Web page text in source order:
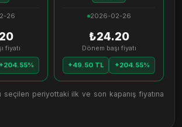
26
fiyatı
+204.55%
2026-02-26
₺24.20
Dönem başı fiyatı
+49.50 TL +204.55%
seçilen periyottaki ilk ve son kapanış fiyatına